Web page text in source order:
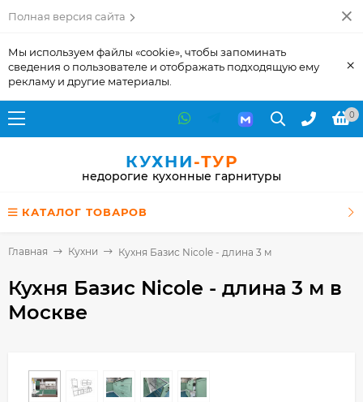
Полная версия сайта
Мы используем файлы «cookie», чтобы запоминать
сведения о пользователе и отображать подходящую ему
рекламу и другие материалы.
×
0
КУХНИ-ТУР
недорогие кухонные гарнитуры
КАТАЛОГ ТОВАРОВ
Главная Кухни Кухня Базис Nicole - длина 3 м
Кухня Базис Nicole - длина 3 м в
Москве